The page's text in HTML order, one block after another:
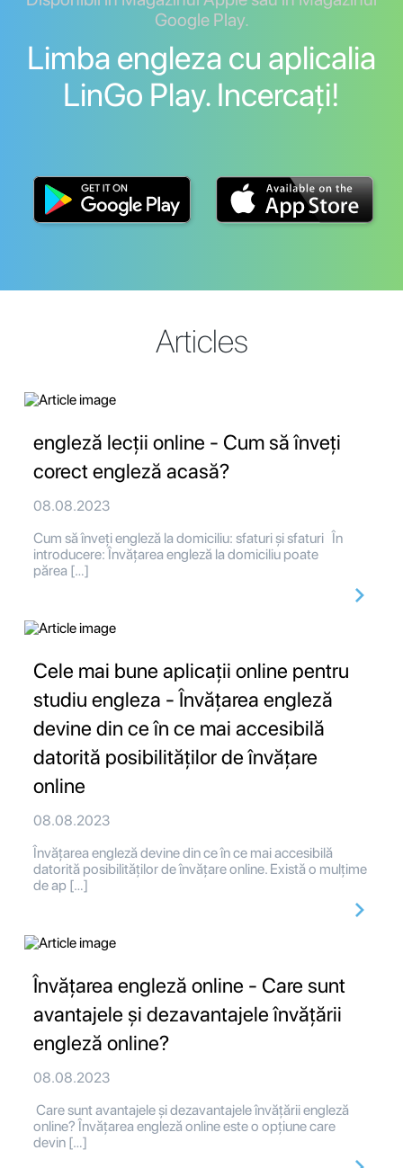
Google Play.
Limba engleza cu aplicalia
LinGo Play. Incercați!
Articles
engleză lecții online - Cum să înveți
corect engleză acasă?
08.08.2023
Cum să înveți engleză la domiciliu: sfaturi și sfaturi În
introducere: Învățarea engleză la domiciliu poate
părea […]
Cele mai bune aplicații online pentru
studiu engleza - Învățarea engleză
devine din ce în ce mai accesibilă
datorită posibilităților de învățare
online
08.08.2023
Învățarea engleză devine din ce în ce mai accesibilă
datorită posibilităților de învățare online. Există o mulțime
de ap […]
Învățarea engleză online - Care sunt
avantajele și dezavantajele învățării
engleză online?
08.08.2023
Care sunt avantajele și dezavantajele învățării engleză
online? Învățarea engleză online este o opțiune care
devin […]